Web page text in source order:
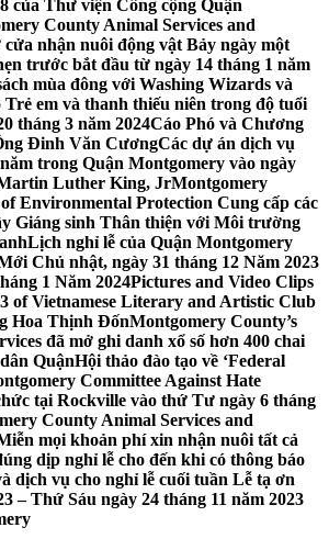
của Thư viện Công cộng Quận
County Animal Services and
nhận nuôi động vật Bảy ngày một
trước bắt đầu từ ngày 14 tháng 1 năm
mùa đông với Washing Wizards và
em và thanh thiếu niên trong độ tuổi
tháng 3 năm 2024Cáo Phó và Chương
Đinh Văn CươngCác dự án dịch vụ
trong Quận Montgomery vào ngày
Luther King, JrMontgomery
Environmental Protection Cung cấp các
Giáng sinh Thân thiện với Môi trường
Lịch nghỉ lễ của Quận Montgomery
Chủ nhật, ngày 31 tháng 12 Năm 2023
1 Năm 2024Pictures and Video Clips
of Vietnamese Literary and Artistic Club
Hoa Thịnh ĐốnMontgomery County’s
đã mở ghi danh xổ số hơn 400 chai
QuậnHội thảo đào tạo về ‘Federal
Committee Against Hate
tại Rockville vào thứ Tư ngày 6 tháng
County Animal Services and
mọi khoản phí xin nhận nuôi tất cả
dịp nghỉ lễ cho đến khi có thông báo
dịch vụ cho nghỉ lễ cuối tuần Lễ tạ ơn
– Thứ Sáu ngày 24 tháng 11 năm 2023